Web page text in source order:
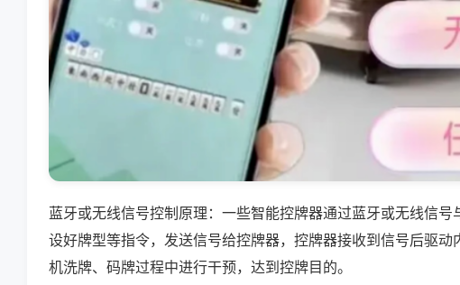
蓝牙或无线信号控制原理：一些智能控牌器通过蓝牙或无线信
设好牌型等指令，发送信号给控牌器，控牌器接收到信号后驱
机洗牌、码牌过程中进行干预，达到控牌目的。